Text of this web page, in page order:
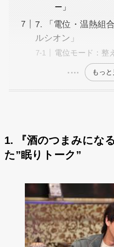
ー」
7. 「電位・温熱組
ルシオン」
電位モード：整
もっと
1. 『酒のつまみにな
た”眠りトーク”